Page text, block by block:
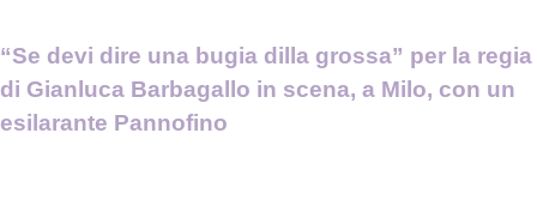
“Se devi dire una bugia dilla grossa” per la regia
di Gianluca Barbagallo in scena, a Milo, con un
esilarante Pannofino